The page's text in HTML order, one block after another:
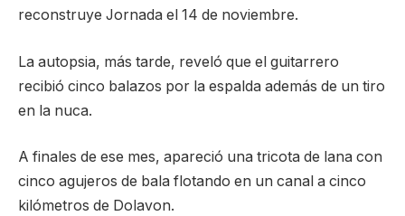
reconstruye Jornada el 14 de noviembre.
La autopsia, más tarde, reveló que el guitarrero
recibió cinco balazos por la espalda además de un tiro
en la nuca.
A finales de ese mes, apareció una tricota de lana con
cinco agujeros de bala flotando en un canal a cinco
kilómetros de Dolavon.